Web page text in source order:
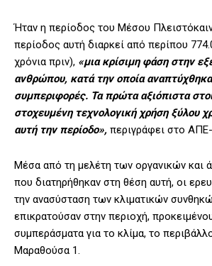
Ήταν η περίοδος του Μέσου
περίοδος αυτή διαρκεί από περίπου
χρόνια πριν), «μια κρίσιμη φάση στην
ανθρώπου, κατά την οποία
συμπεριφορές. Τα πρώτα αξιόπιστα
στοχευμένη τεχνολογική χρήση ξύλου
αυτή την περίοδο», περιγράφει στο
Μέσα από τη μελέτη των οργανικών και
που διατηρήθηκαν στη θέση αυτή, οι
την ανασύσταση των κλιματικών
επικρατούσαν στην περιοχή,
συμπεράσματα για το κλίμα, το
Μαραθούσα 1.